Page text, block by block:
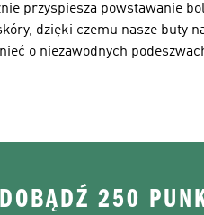
przyspiesza powstawanie
dzięki czemu nasze buty
o niezawodnych
250